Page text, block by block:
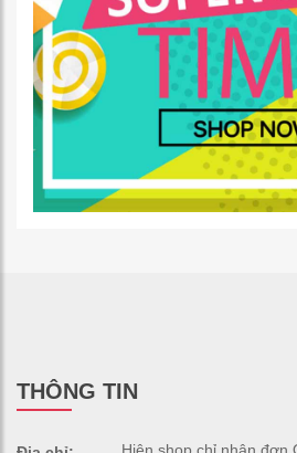
THÔNG TIN
Hiện shop chỉ nhận đơn